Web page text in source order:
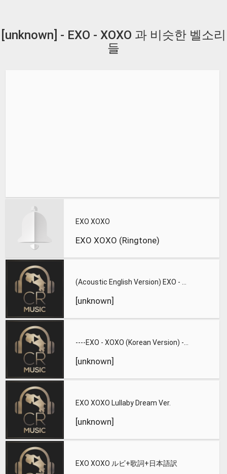
[unknown] - EXO - XOXO 과 비슷한 벨소리
들
EXO XOXO
EXO XOXO (Ringtone)
[unknown]
[unknown]
EXO XOXO Lullaby Dream Ver.
[unknown]
EXO XOXO ルビ+歌詞+日本語訳